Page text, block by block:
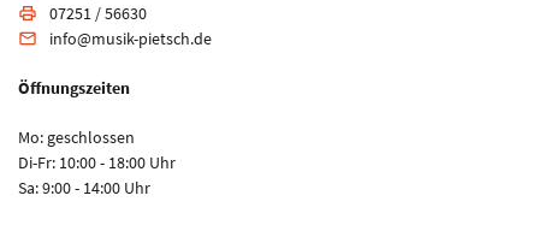
print 07251 / 56630
email info@musik-pietsch.de
Öffnungszeiten
Mo: geschlossen
Di-Fr: 10:00 - 18:00 Uhr
Sa: 9:00 - 14:00 Uhr